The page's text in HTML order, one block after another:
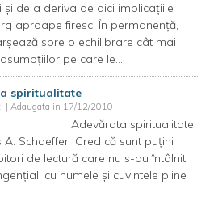
şi de a deriva de aici implicaţiile
aproape firesc. În permanenţă,
spre o echilibrare cât mai
pe care le...
spiritualitate
| Adaugata in 17/12/2010
spiritualitate
A. Schaeffer Cred că sunt puţini
de lectură care nu s-au întâlnit,
cu numele şi cuvintele pline